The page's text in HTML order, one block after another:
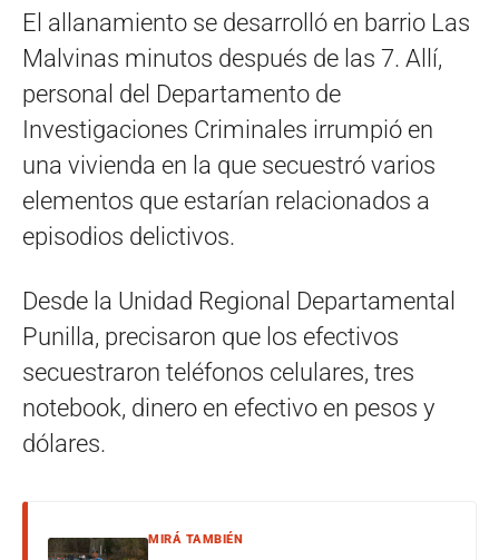
El allanamiento se desarrolló en barrio Las
Malvinas minutos después de las 7. Allí,
personal del Departamento de
Investigaciones Criminales irrumpió en
una vivienda en la que secuestró varios
elementos que estarían relacionados a
episodios delictivos.
Desde la Unidad Regional Departamental
Punilla, precisaron que los efectivos
secuestraron teléfonos celulares, tres
notebook, dinero en efectivo en pesos y
dólares.
MIRÁ TAMBIÉN